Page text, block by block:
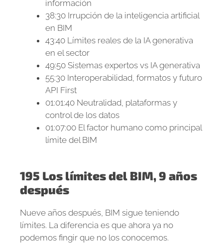
información
38:30 Irrupción de la inteligencia artificial
en BIM
43:40 Límites reales de la IA generativa
en el sector
49:50 Sistemas expertos vs IA generativa
55:30 Interoperabilidad, formatos y futuro
API First
01:01:40 Neutralidad, plataformas y
control de los datos
01:07:00 El factor humano como principal
límite del BIM
195 Los límites del BIM, 9 años
después
Nueve años después, BIM sigue teniendo
límites. La diferencia es que ahora ya no
podemos fingir que no los conocemos.